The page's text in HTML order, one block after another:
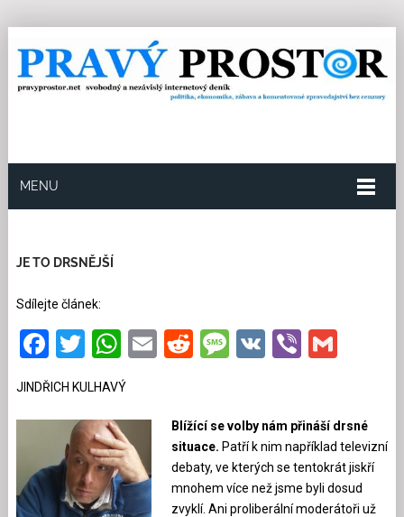
MENU
JE TO DRSNĚJŠÍ
Sdílejte článek:
Facebook
Twitter
WhatsApp
EmailRedditMessage
VKViber
JINDŘICH KULHAVÝ
Blížící se volby nám přináší drsné
situace. Patří k nim například televizní
debaty, ve kterých se tentokrát jiskří
mnohem více než jsme byli dosud
zvyklí. Ani proliberální moderátoři už